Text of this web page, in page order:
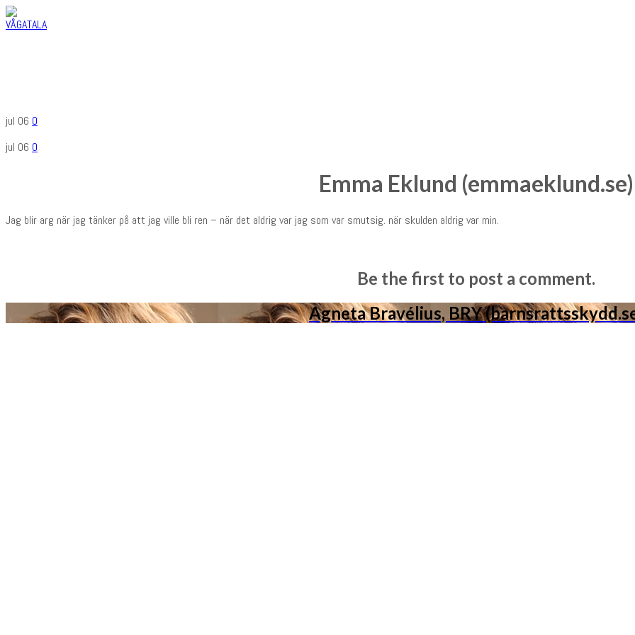
jul 06 0
jul 06 0
Emma Eklund (emmaeklund.se)
Jag blir arg när jag tänker på att jag ville bli ren – när det aldrig var jag som var smutsig. när skulden aldrig var min.
Be the first to post a comment.
Agneta Bravélius, BRY